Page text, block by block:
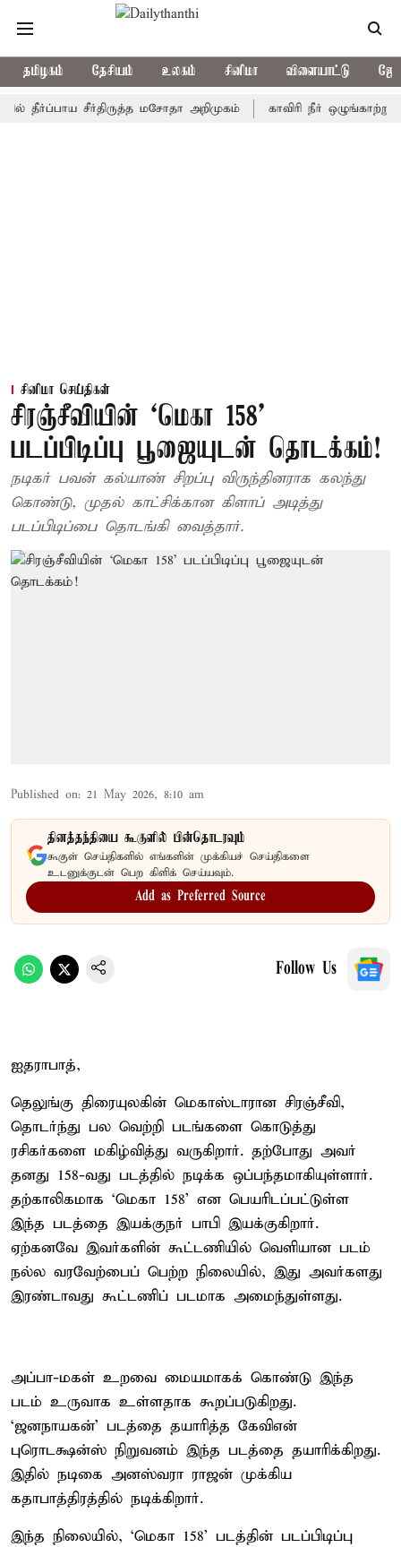
தமிழகம் தேசியம் உலகம் சினிமா விளையாட்டு
சீர்திருத்த மசோதா அறிமுகம் காவிரி நீர் ஒழுங்காற்று
சினிமா செய்திகள்
சிரஞ்சீவியின் ‘மெகா 158’
படப்பிடிப்பு பூஜையுடன் தொடக்கம்!
நடிகர் பவன் கல்யாண் சிறப்பு விருந்தினராக கலந்து
கொண்டு, முதல் காட்சிக்கான கிளாப் அடித்து
படப்பிடிப்பை தொடங்கி வைத்தார்.
Published on: 21 May 2026, 8:10 am
தினத்தந்தியை கூகுளில் பின்தொடரவும்
கூகுள் செய்திகளில் எங்களின் முக்கியச் செய்திகளை
உடனுக்குடன் பெற கிளிக் செய்யவும்.
Add as Preferred Source
Follow Us
ஐதராபாத்,
தெலுங்கு திரையுலகின் மெகாஸ்டாரான சிரஞ்சீவி,
தொடர்ந்து பல வெற்றி படங்களை கொடுத்து
ரசிகர்களை மகிழ்வித்து வருகிறார். தற்போது அவர்
தனது 158-வது படத்தில் நடிக்க ஒப்பந்தமாகியுள்ளார்.
தற்காலிகமாக ‘மெகா 158’ என பெயரிடப்பட்டுள்ள
இந்த படத்தை இயக்குநர் பாபி இயக்குகிறார்.
ஏற்கனவே இவர்களின் கூட்டணியில் வெளியான படம்
நல்ல வரவேற்பைப் பெற்ற நிலையில், இது அவர்களது
இரண்டாவது கூட்டணிப் படமாக அமைந்துள்ளது.
அப்பா-மகள் உறவை மையமாகக் கொண்டு இந்த
படம் உருவாக உள்ளதாக கூறப்படுகிறது.
‘ஜனநாயகன்’ படத்தை தயாரித்த கேவிஎன்
புரொடக்ஷன்ஸ் நிறுவனம் இந்த படத்தை தயாரிக்கிறது.
இதில் நடிகை அனஸ்வரா ராஜன் முக்கிய
கதாபாத்திரத்தில் நடிக்கிறார்.
இந்த நிலையில், ‘மெகா 158’ படத்தின் படப்பிடிப்பு